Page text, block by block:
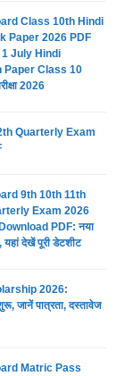
Class 10th Hindi
Paper 2026 PDF
1 July Hindi
Paper Class 10
2026
Quarterly Exam
9th 10th 11th
Exam 2026
PDF: नया
यहां देखें पूरी डेटशीट
2026:
जानें पात्रता, दस्तावेज
Matric Pass